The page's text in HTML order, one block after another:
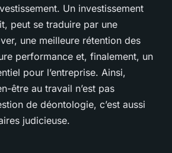
Un investissement
peut se traduire par une
une meilleure rétention des
performance et, finalement, un
pour l’entreprise. Ainsi,
être au travail n’est pas
de déontologie, c’est aussi
judicieuse.